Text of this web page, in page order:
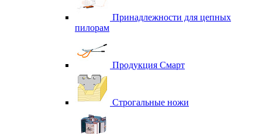
Принадлежности для цепных
пилорам
Продукция Смарт
Строгальные ножи